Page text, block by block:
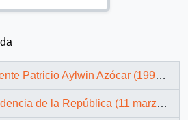
Patricio Aylwin Azócar (1990-1994)
de la República (11 marzo 1990 – 11 marzo 1994)